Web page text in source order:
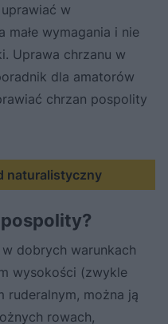
w
wymagania i nie
Uprawa chrzanu w
dla amatorów
chrzan pospolity
naturalistyczny
dobrych warunkach
wysokości (zwykle
ruderalnym, można ją
rowach,